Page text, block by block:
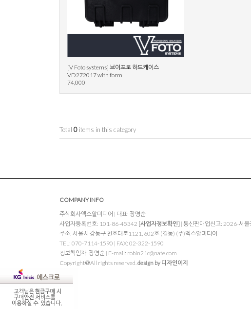
[V Foto systems] 브이포토 하드케이스
VD272017 with form
74,000
Total 0 items in this category
COMPANY INFO
주식회사엑스알미디어 | 대표: 장명순
사업자등록번호: 101-86-45342 [사업자정보확인] | 통신판매업신고: 2026-서
주소: 서울시 강동구 천호대로1121, 602호 (길동) (주)엑스알미디어
TEL: 070-7114-1590 | FAX: 02-322-1590
정보책임자: 장명순 | E-mail: robin21c@nate.com
Copyright＠All rights reserved.design by 디자인이지